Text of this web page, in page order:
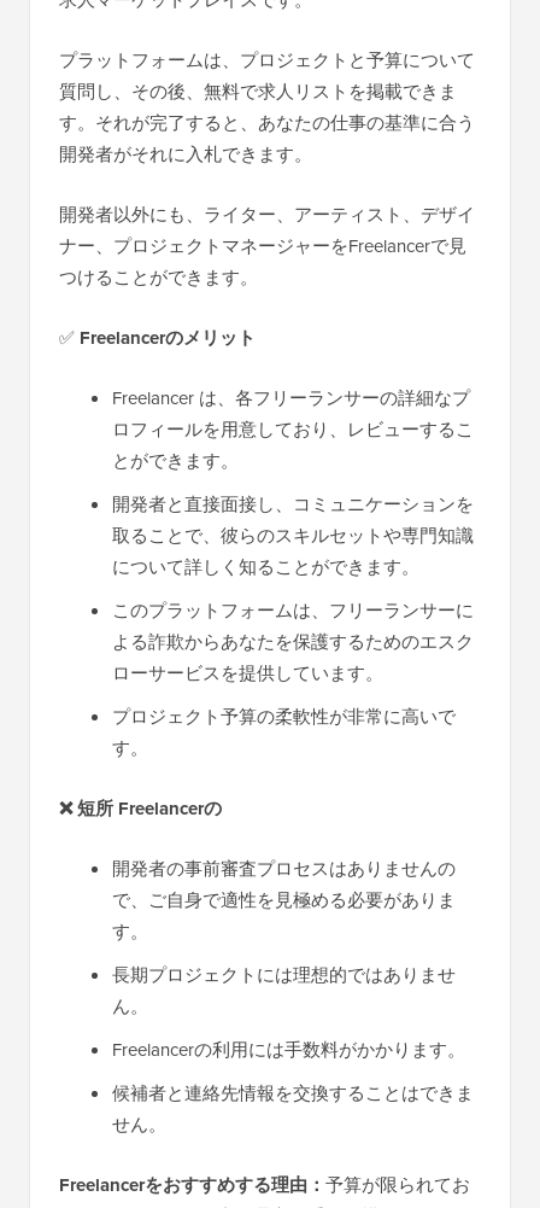
プラットフォームは、プロジェクトと予算について
質問し、その後、無料で求人リストを掲載できま
す。それが完了すると、あなたの仕事の基準に合う
開発者がそれに入札できます。
開発者以外にも、ライター、アーティスト、デザイ
ナー、プロジェクトマネージャーをFreelancerで見
つけることができます。
✅ Freelancerのメリット
Freelancer は、各フリーランサーの詳細なプ
ロフィールを用意しており、レビューするこ
とができます。
開発者と直接面接し、コミュニケーションを
取ることで、彼らのスキルセットや専門知識
について詳しく知ることができます。
このプラットフォームは、フリーランサーに
よる詐欺からあなたを保護するためのエスク
ローサービスを提供しています。
プロジェクト予算の柔軟性が非常に高いで
す。
❌短所 Freelancerの
開発者の事前審査プロセスはありませんの
で、ご自身で適性を見極める必要がありま
す。
長期プロジェクトには理想的ではありませ
ん。
Freelancerの利用には手数料がかかります。
候補者と連絡先情報を交換することはできま
せん。
Freelancerをおすすめする理由： 予算が限られてお